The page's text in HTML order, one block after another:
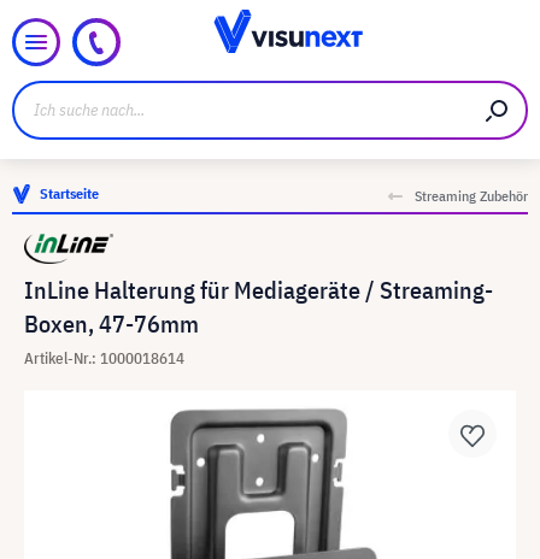
Startseite Streaming Zubehör
InLine Halterung für Mediageräte / Streaming-
Boxen, 47-76mm
Artikel-Nr.: 1000018614